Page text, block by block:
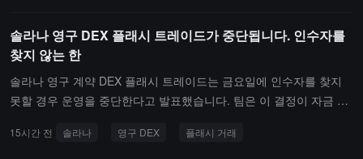
솔라나 영구 DEX 플래시 트레이드가 중단됩니다. 인수자를
찾지 않는 한
솔라나 영구 계약 DEX 플래시 트레이드는 금요일에 인수자를 찾지
못할 경우 운영을 중단한다고 발표했습니다. 팀은 이 결정이 자금 문
체 추세에 대한 판단 때문이라고 밝혔습니다.플래시 트레이드는 기술
15시간 전 솔라나 영구 DEX 플래시 거래